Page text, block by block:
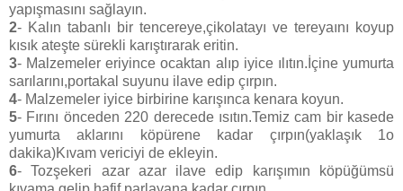
yapışmasını sağlayın.
2- Kalın tabanlı bir tencereye,çikolatayı ve tereyaını koyup
kısık ateşte sürekli karıştırarak eritin.
3- Malzemeler eriyince ocaktan alıp iyice ılıtın.İçine yumurta
sarılarını,portakal suyunu ilave edip çırpın.
4- Malzemeler iyice birbirine karışınca kenara koyun.
5- Fırını önceden 220 derecede ısıtın.Temiz cam bir kasede
yumurta aklarını köpürene kadar çırpın(yaklaşık 1o
dakika)Kıvam vericiyi de ekleyin.
6- Tozşekeri azar azar ilave edip karışımın köpüğümsü